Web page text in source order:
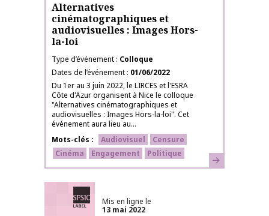
Alternatives
cinématographiques et
audiovisuelles : Images Hors-
la-loi
Type d’événement Colloque
Dates de l’événement 01/06/2022
Du 1er au 3 juin 2022, le LIRCES et l'ESRA
Côte d'Azur organisent à Nice le colloque
"Alternatives cinématographiques et
audiovisuelles : Images Hors-la-loi". Cet
événement aura lieu au...
Mots-clés
Audiovisuel
Censure
Cinéma
Engagement Politique En savoir plus
Labélisé SFSIC
Mis en ligne le
13 mai 2022